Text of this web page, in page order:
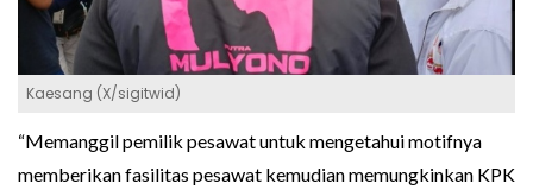
Kaesang (X/sigitwid)
“Memanggil pemilik pesawat untuk mengetahui motifnya
memberikan fasilitas pesawat kemudian memungkinkan KPK